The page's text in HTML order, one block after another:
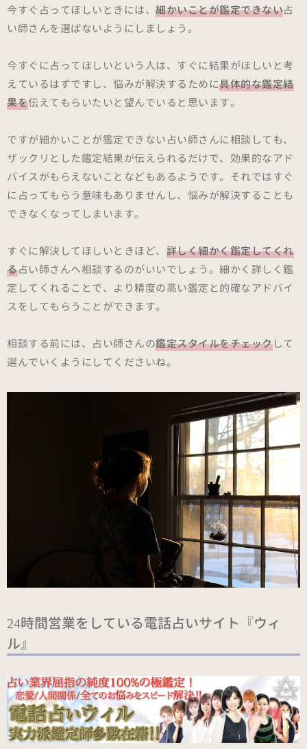
今すぐ占ってほしいときには、 細かいことが鑑定できない占
い師さんを選ばないようにしましょう。
今すぐに占ってほしいという人は、すぐに結果がほしいと考
えているはずですし、悩みが解決するために具体的な鑑定結
果を伝えてもらいたいと望んでいると思います。
ですが細かいことが鑑定できない占い師さんに相談しても、
ザックリとした鑑定結果が伝えられるだけで、効果的なアド
バイスがもらえないことなどもあるようです。それではすぐ
に占ってもらう意味もありませんし、悩みが解決することも
できなくなってしまいます。
すぐに解決してほしいときほど、 詳しく細かく鑑定してくれ
る占い師さんへ相談するのがいいでしょう。細かく詳しく鑑
定してくれることで、より精度の高い鑑定と的確なアドバイ
スをしてもらうことができます。
相談する前には、占い師さんの鑑定スタイルをチェックして
選んでいくようにしてくださいね。
24時間営業をしている電話占いサイト『ウィ
ル』